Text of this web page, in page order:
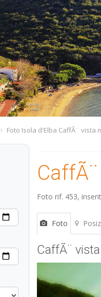
Foto Isola d'Elba CaffÃ¨ vista
Foto rif. 453,
Foto
CaffÃ¨